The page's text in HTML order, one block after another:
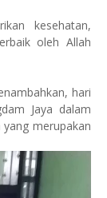
kesehatan,
oleh Allah
hari
Jaya dalam
merupakan